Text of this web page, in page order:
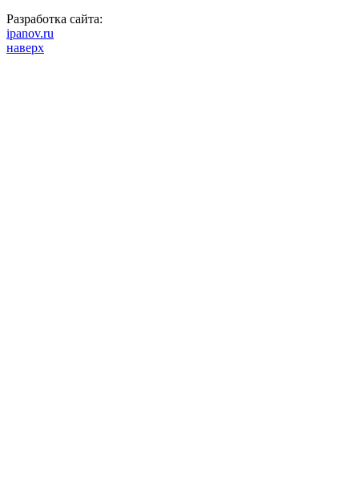
Разработка сайта:
ipanov.ru
наверх